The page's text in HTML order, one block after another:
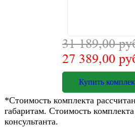
31 189,00
27 389,00
Купить
*Стоимость комплекта
габаритам. Стоимость
консультанта.